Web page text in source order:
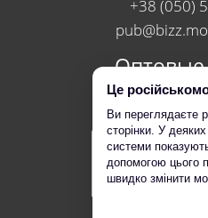
+38 (050)
Оптовые
+38 (050)
Це
Ви переглядаєте
сторінки. У
системи
допомогою цього
швидко змінити